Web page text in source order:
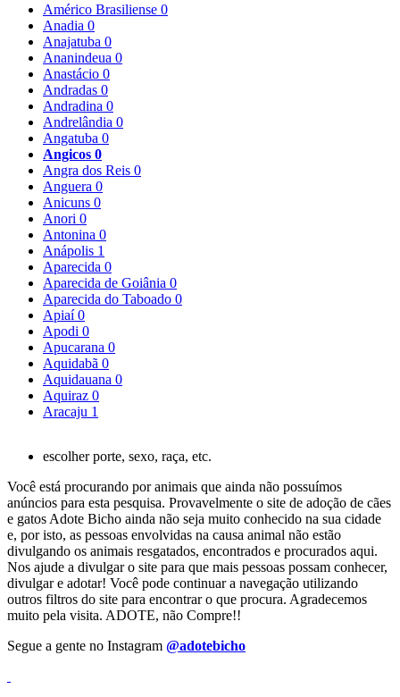
Américo Brasiliense 0
Anadia 0
Anajatuba 0
Ananindeua 0
Anastácio 0
Andradas 0
Andradina 0
Andrelândia 0
Angatuba 0
Angicos 0
Angra dos Reis 0
Anguera 0
Anicuns 0
Anori 0
Antonina 0
Anápolis 1
Aparecida 0
Aparecida de Goiânia 0
Aparecida do Taboado 0
Apiaí0
Apodi 0
Apucarana 0
Aquidabã 0
Aquidauana 0
Aquiraz 0
Aracaju 1
escolher porte, sexo, raça, etc.
Você está procurando por animais que ainda não possuímos
anúncios para esta pesquisa. Provavelmente o site de adoção de cães
e gatos Adote Bicho ainda não seja muito conhecido na sua cidade
e, por isto, as pessoas envolvidas na causa animal não estão
divulgando os animais resgatados, encontrados e procurados aqui.
Nos ajude a divulgar o site para que mais pessoas possam conhecer,
divulgar e adotar! Você pode continuar a navegação utilizando
outros filtros do site para encontrar o que procura. Agradecemos
muito pela visita. ADOTE, não Compre!!
Segue a gente no Instagram @adotebicho